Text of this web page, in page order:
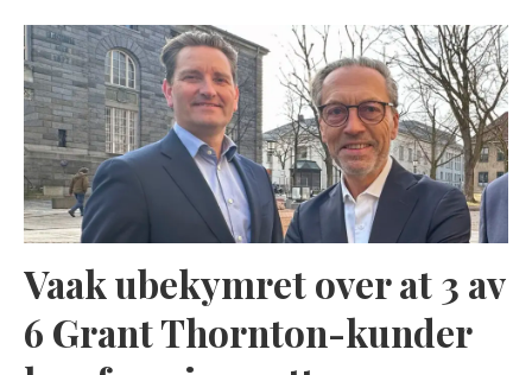
Vaak ubekymret over at 3 av
6 Grant Thornton-kunder